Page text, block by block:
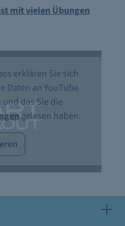
mit vielen Übungen
erklären Sie sich
Daten an YouTube
das Sie die
gelesen haben.